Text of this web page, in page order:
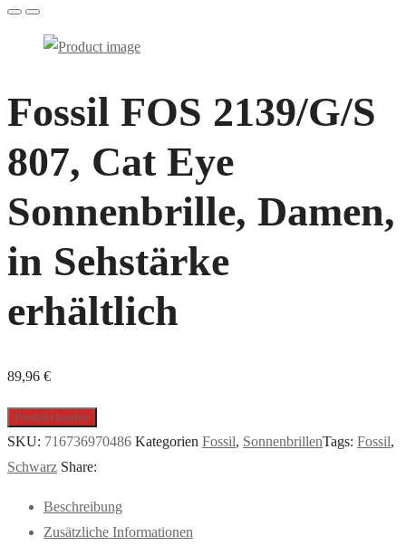
Fossil FOS 2139/G/S
807, Cat Eye
Sonnenbrille, Damen,
in Sehstärke
erhältlich
89,96 €
Produkt kaufen
SKU: 716736970486 Kategorien Fossil, SonnenbrillenTags: Fossil,
Schwarz Share:
Beschreibung
Zusätzliche Informationen